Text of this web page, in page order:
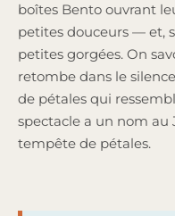
boîtes Bento ouvrant
petites douceurs — et,
petites gorgées. On
retombe dans le
de pétales qui
spectacle a un nom
tempête de pétales.